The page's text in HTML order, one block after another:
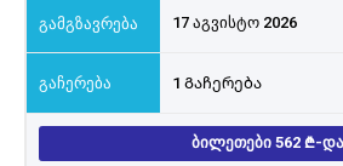
17 აგვისტო 2026
1 Გაჩერება
ᲑᲘᲚᲔᲗᲔᲑᲘ 562 -